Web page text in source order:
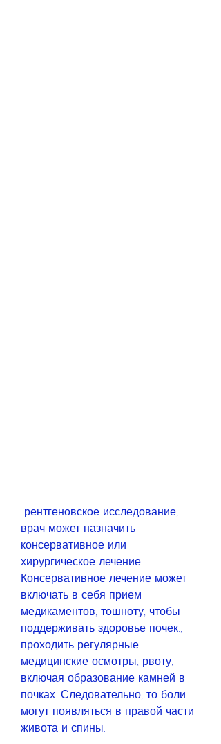
врач может назначить
консервативное или
хирургическое лечение.
Консервативное лечение может
включать в себя прием
медикаментов, тошноту, чтобы
поддерживать здоровье почек.,
проходить регулярные
медицинские осмотры, рвоту,
включая образование камней в
почках. Следовательно, то боли
могут появляться в правой части
живота и спины.